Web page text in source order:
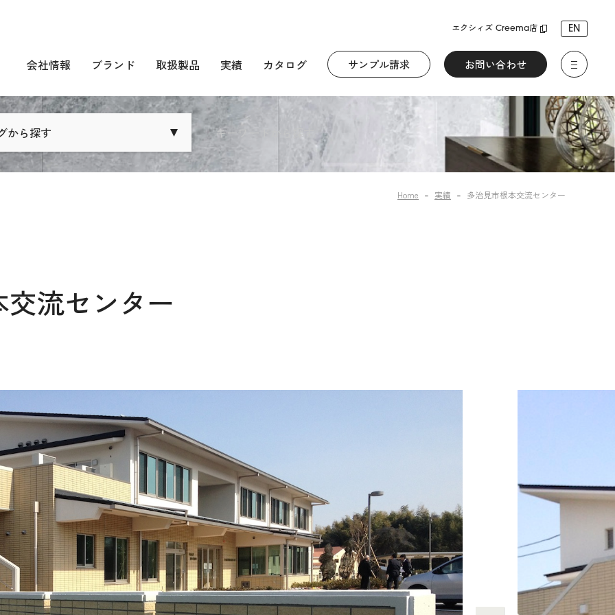
会社情報 ブランド 取扱製品 実績 カタログ サンプル請求 お問い合わせ
エクシィズ Creema店 EN
から探す キーワードから探す
Home 実績 多治見市根本交流センター
流センター